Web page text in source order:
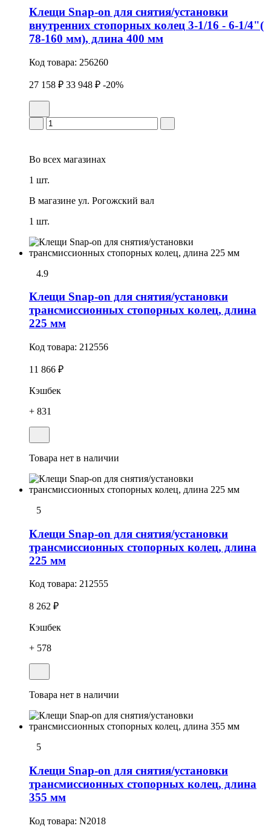
Клещи Snap-on для снятия/установки
внутренних стопорных колец 3-1/16 - 6-1/4"(
78-160 мм), длина 400 мм
Код товара: 256260
27 158 ₽ 33 948 ₽ -20%
Во всех магазинах
1 шт.
В магазине ул. Рогожский вал
1 шт.
4.9
Клещи Snap-on для снятия/установки
трансмиссионных стопоpных колец, длина
225 мм
Код товара: 212556
11 866 ₽
Кэшбек
+ 831
Товара нет в наличии
5
Клещи Snap-on для снятия/установки
трансмиссионных стопоpных колец, длина
225 мм
Код товара: 212555
8 262 ₽
Кэшбек
+ 578
Товара нет в наличии
5
Клещи Snap-on для снятия/установки
трансмиссионных стопоpных колец, длина
355 мм
Код товара: N2018